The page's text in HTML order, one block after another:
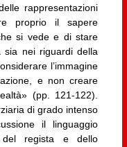
rappresentazioni
proprio il sapere
si vede e di stare
sia nei riguardi della
l’immagine
e non creare
(pp. 121-122).
di grado intenso
il linguaggio
del regista e dello